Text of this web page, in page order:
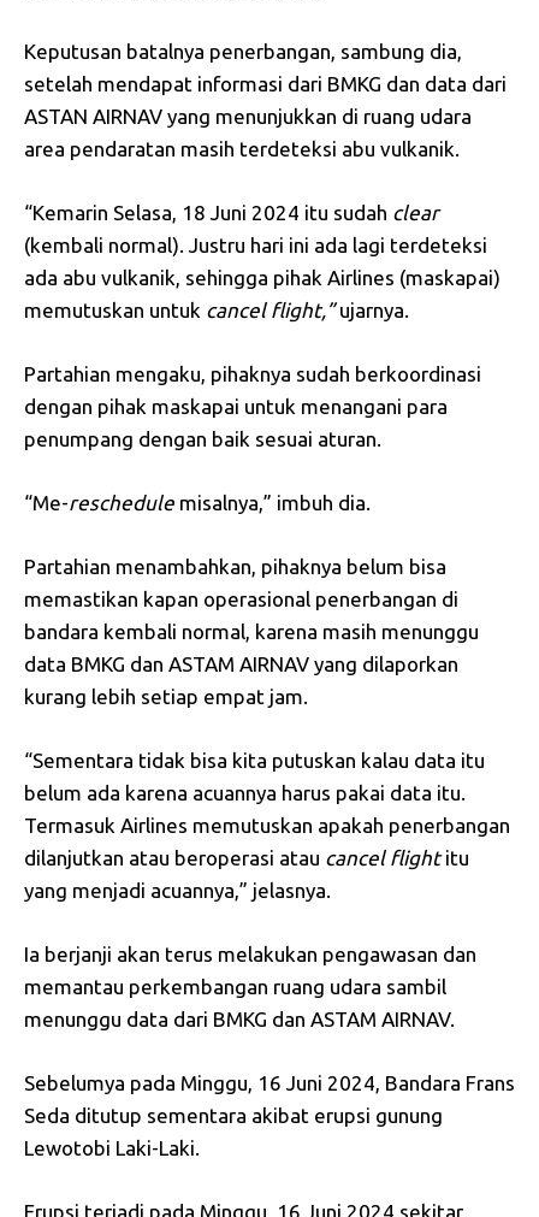
Keputusan batalnya penerbangan, sambung dia,
setelah mendapat informasi dari BMKG dan data dari
ASTAN AIRNAV yang menunjukkan di ruang udara
area pendaratan masih terdeteksi abu vulkanik.
“Kemarin Selasa, 18 Juni 2024 itu sudah clear
(kembali normal). Justru hari ini ada lagi terdeteksi
ada abu vulkanik, sehingga pihak Airlines (maskapai)
memutuskan untuk cancel flight,”ujarnya.
Partahian mengaku, pihaknya sudah berkoordinasi
dengan pihak maskapai untuk menangani para
penumpang dengan baik sesuai aturan.
“Me-reschedule misalnya,” imbuh dia.
Partahian menambahkan, pihaknya belum bisa
memastikan kapan operasional penerbangan di
bandara kembali normal, karena masih menunggu
data BMKG dan ASTAM AIRNAV yang dilaporkan
kurang lebih setiap empat jam.
“Sementara tidak bisa kita putuskan kalau data itu
belum ada karena acuannya harus pakai data itu.
Termasuk Airlines memutuskan apakah penerbangan
dilanjutkan atau beroperasi atau cancel flightitu
yang menjadi acuannya,” jelasnya.
Ia berjanji akan terus melakukan pengawasan dan
memantau perkembangan ruang udara sambil
menunggu data dari BMKG dan ASTAM AIRNAV.
Sebelumya pada Minggu, 16 Juni 2024, Bandara Frans
Seda ditutup sementara akibat erupsi gunung
Lewotobi Laki-Laki.
Erupsi terjadi pada Minggu, 16 Juni 2024 sekitar